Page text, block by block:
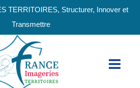
TERRITOIRES, Structurer, Innover et
Transmettre